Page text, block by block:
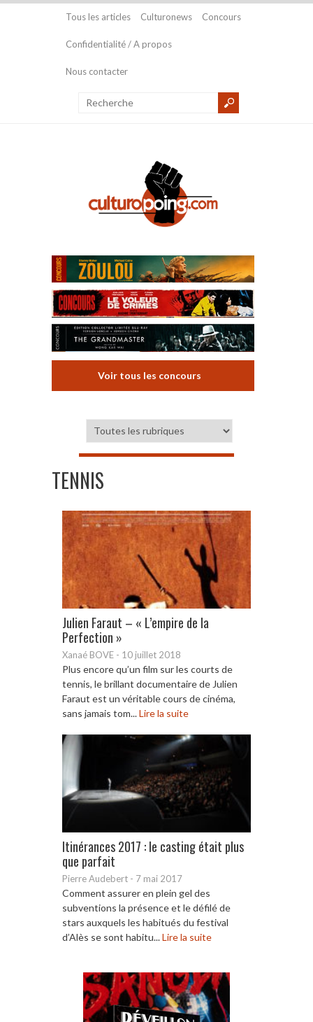
Tous les articles Culturonews Concours
Confidentialité / A propos
Nous contacter
Voir tous les concours
TENNIS
Julien Faraut – « L’empire de la
Perfection »
Xanaé BOVE - 10 juillet 2018
Plus encore qu’un film sur les courts de
tennis, le brillant documentaire de Julien
Faraut est un véritable cours de cinéma,
sans jamais tom...Lire la suite
Itinérances 2017 : le casting était plus
que parfait
Pierre Audebert - 7 mai 2017
Comment assurer en plein gel des
subventions la présence et le défilé de
stars auxquels les habitués du festival
d’Alès se sont habitu...Lire la suite